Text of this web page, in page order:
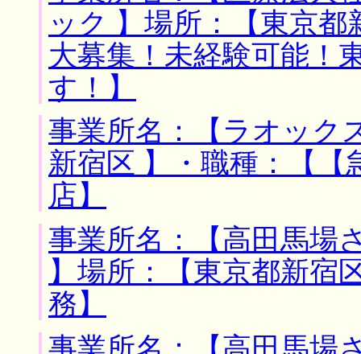
ック 】場所：【東京
大募集！未経験可能！
す！】
事業所名：【ラオック
新宿区 】・職種：【【
店】
事業所名：【高田馬
】場所：【東京都新宿
務】